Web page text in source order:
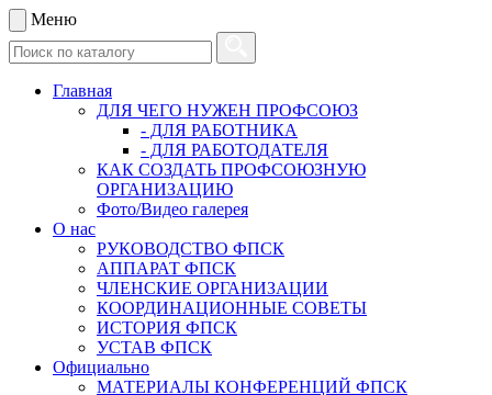
Меню
Главная
ДЛЯ ЧЕГО НУЖЕН ПРОФСОЮЗ
- ДЛЯ РАБОТНИКА
- ДЛЯ РАБОТОДАТЕЛЯ
КАК СОЗДАТЬ ПРОФСОЮЗНУЮ
ОРГАНИЗАЦИЮ
Фото/Видео галерея
О нас
РУКОВОДСТВО ФПСК
АППАРАТ ФПСК
ЧЛЕНСКИЕ ОРГАНИЗАЦИИ
КООРДИНАЦИОННЫЕ СОВЕТЫ
ИСТОРИЯ ФПСК
УСТАВ ФПСК
Официально
МАТЕРИАЛЫ КОНФЕРЕНЦИЙ ФПСК